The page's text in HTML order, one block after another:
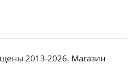
2013-2026. Магазин